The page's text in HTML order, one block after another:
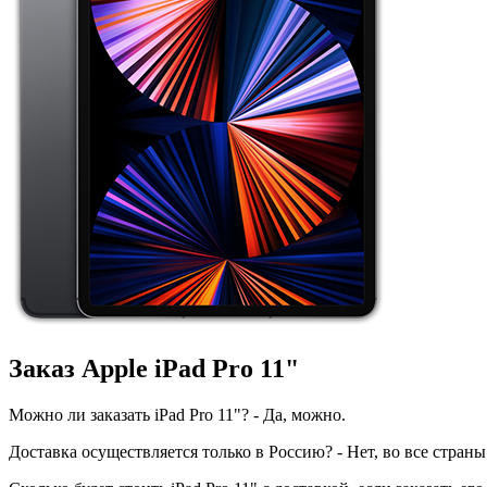
Заказ Apple iPad Pro 11"
Можно ли заказать iPad Pro 11"? - Да, можно.
Доставка осуществляется только в Россию? - Нет, во все